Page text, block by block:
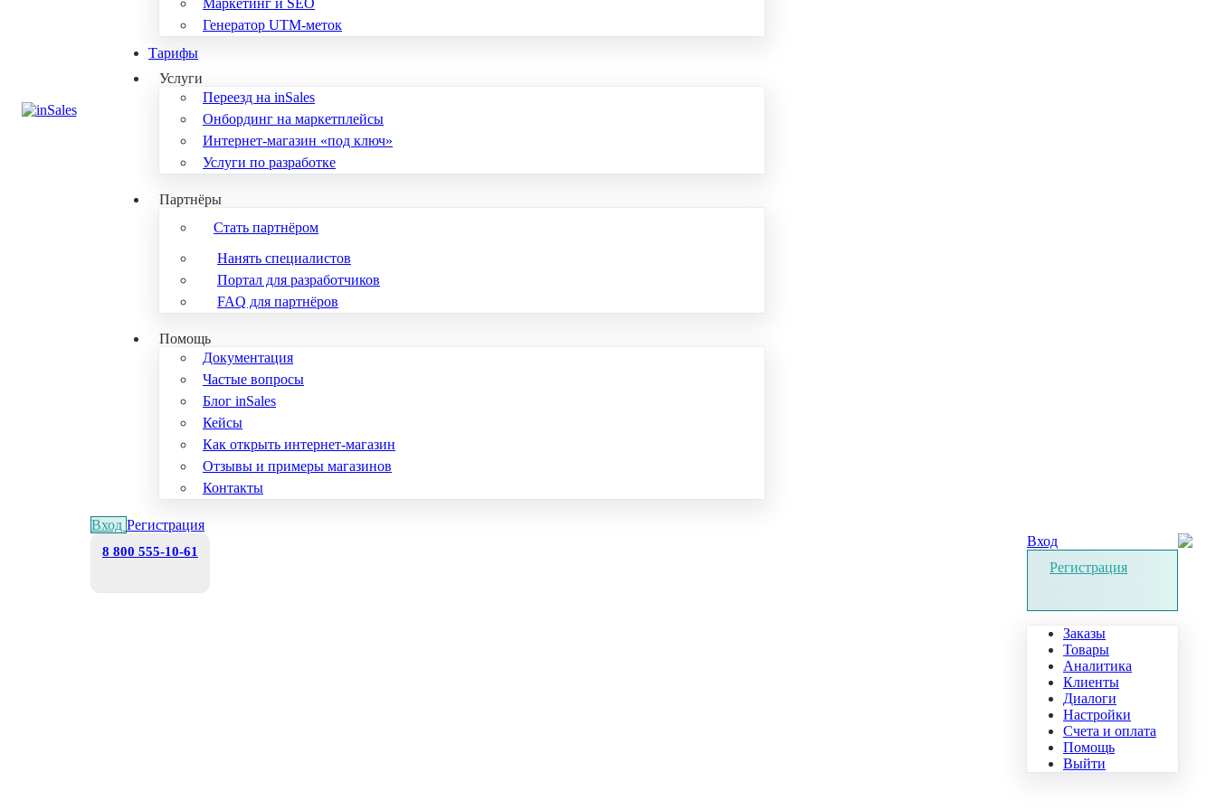
Маркетинг и SEO
Генератор UTM-меток
Тарифы
Услуги
Переезд на inSales
Онбординг на маркетплейсы
Интернет-магазин «под ключ»
Услуги по разработке
Партнёры
Стать партнёром
Нанять специалистов
Портал для разработчиков
FAQ для партнёров
Помощь
Документация
Частые вопросы
Блог inSales
Кейсы
Как открыть интернет-магазин
Отзывы и примеры магазинов
Контакты
Вход Регистрация
8 800 555-10-61
Вход
Регистрация
Заказы
Товары
Аналитика
Клиенты
Диалоги
Настройки
Счета и оплата
Помощь
Выйти